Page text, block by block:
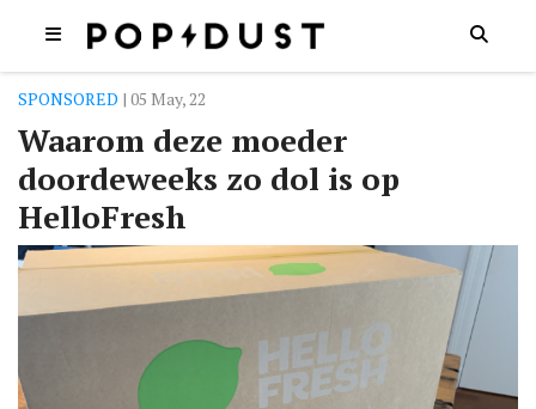
SPONSORED | 05 May, 22
Waarom deze moeder
doordeweeks zo dol is op
HelloFresh